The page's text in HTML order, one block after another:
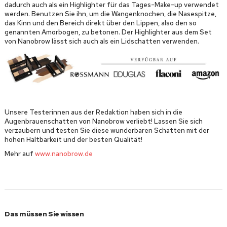
dadurch auch als ein Highlighter für das Tages-Make-up verwendet
werden. Benutzen Sie ihn, um die Wangenknochen, die Nasespitze,
das Kinn und den Bereich direkt über den Lippen, also den so
genannten Amorbogen, zu betonen. Der Highlighter aus dem Set
von Nanobrow lässt sich auch als ein Lidschatten verwenden.
Unsere Testerinnen aus der Redaktion haben sich in die
Augenbrauenschatten von Nanobrow verliebt! Lassen Sie sich
verzaubern und testen Sie diese wunderbaren Schatten mit der
hohen Haltbarkeit und der besten Qualität!
Mehr auf www.nanobrow.de
Das müssen Sie wissen